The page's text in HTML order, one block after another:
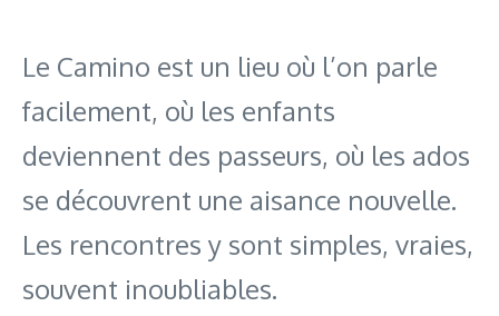
Le Camino est un lieu où l’on parle
facilement, où les enfants
deviennent des passeurs, où les ados
se découvrent une aisance nouvelle.
Les rencontres y sont simples, vraies,
souvent inoubliables.